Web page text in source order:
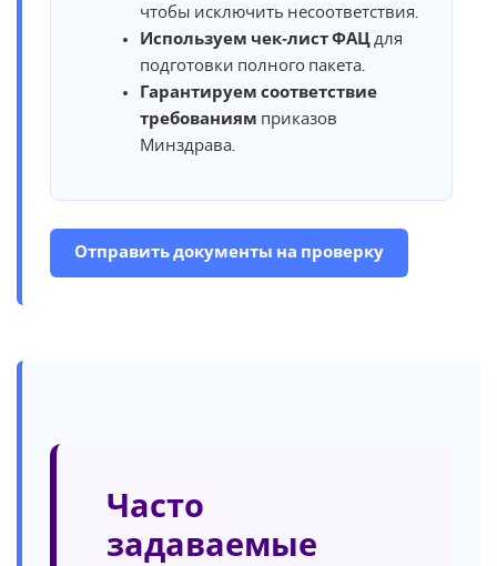
чтобы исключить несоответствия.
Используем чек‑лист ФАЦ для
подготовки полного пакета.
Гарантируем соответствие
требованиям приказов
Минздрава.
Отправить документы на проверку
Часто
задаваемые